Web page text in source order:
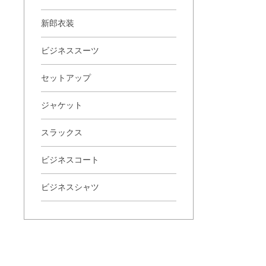
新郎衣装
ビジネススーツ
セットアップ
ジャケット
スラックス
ビジネスコート
ビジネスシャツ